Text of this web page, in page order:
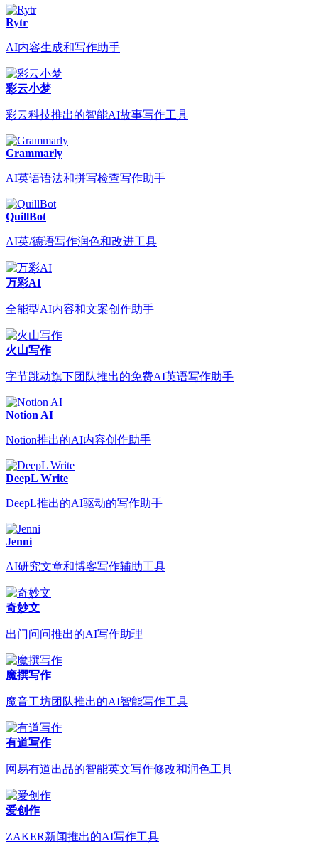
Rytr
AI内容生成和写作助手
彩云小梦
彩云科技推出的智能AI故事写作工具
Grammarly
AI英语语法和拼写检查写作助手
QuillBot
AI英/德语写作润色和改进工具
万彩AI
全能型AI内容和文案创作助手
火山写作
字节跳动旗下团队推出的免费AI英语写作助手
Notion AI
Notion推出的AI内容创作助手
DeepL Write
DeepL推出的AI驱动的写作助手
Jenni
AI研究文章和博客写作辅助工具
奇妙文
出门问问推出的AI写作助理
魔撰写作
魔音工坊团队推出的AI智能写作工具
有道写作
网易有道出品的智能英文写作修改和润色工具
爱创作
ZAKER新闻推出的AI写作工具